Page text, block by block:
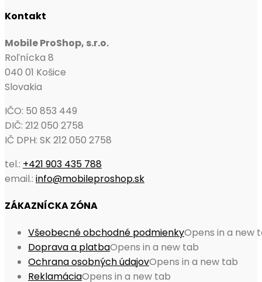
Kontakt
Mobile ProShop, s.r.o.
Roľnícka 8
040 01 Košice
Slovakia
IČO: 50 853 449
DIČ: 212 050 2758
IČ DPH: SK 212 050 2758
tel.: +421 903 435 788
email.: info@mobileproshop.sk
ZÁKAZNÍCKA ZÓNA
Všeobecné obchodné podmienkyOpens in a new
Doprava a platbaOpens in a new tab
Ochrana osobných údajovOpens in a new tab
ReklamáciaOpens in a new tab